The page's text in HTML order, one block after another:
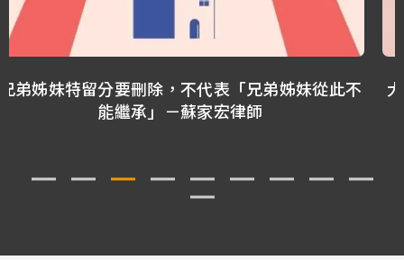
此不
大S孝親房恐不保？開箱我13年前寫的遺囑：
我想保護媽媽的及時保障－蘇家宏律師